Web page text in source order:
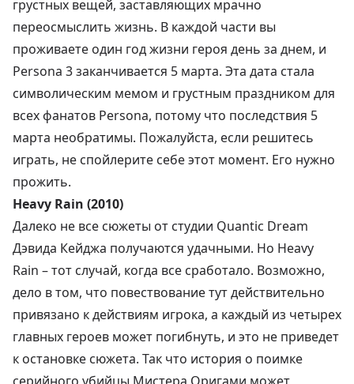
грустных вещей, заставляющих мрачно
переосмыслить жизнь. В каждой части вы
проживаете один год жизни героя день за днем, и
Persona 3 заканчивается 5 марта. Эта дата стала
символическим мемом и грустным праздником для
всех фанатов Persona, потому что последствия 5
марта необратимы. Пожалуйста, если решитесь
играть, не спойлерите себе этот момент. Его нужно
прожить.
Heavy Rain (2010)
Далеко не все сюжеты от студии Quantic Dream
Дэвида Кейджа получаются удачными. Но Heavy
Rain – тот случай, когда все сработало. Возможно,
дело в том, что повествование тут действительно
привязано к действиям игрока, а каждый из четырех
главных героев может погибнуть, и это не приведет
к остановке сюжета. Так что история о поимке